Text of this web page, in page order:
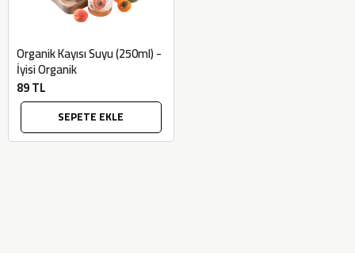
Organik Kayısı Suyu (250ml) -
İyisi Organik
89 TL
SEPETE EKLE